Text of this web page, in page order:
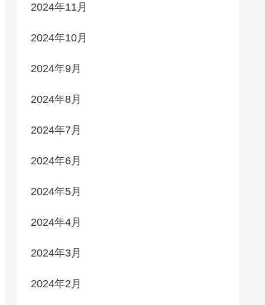
2024年11月
2024年10月
2024年9月
2024年8月
2024年7月
2024年6月
2024年5月
2024年4月
2024年3月
2024年2月